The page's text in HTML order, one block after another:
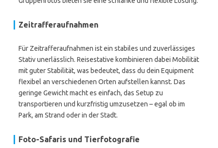
Zeitrafferaufnahmen
Für Zeitrafferaufnahmen ist ein stabiles und zuverlässiges
Stativ unerlässlich. Reisestative kombinieren dabei Mobilität
mit guter Stabilität, was bedeutet, dass du dein Equipment
flexibel an verschiedenen Orten aufstellen kannst. Das
geringe Gewicht macht es einfach, das Setup zu
transportieren und kurzfristig umzusetzen – egal ob im
Park, am Strand oder in der Stadt.
Foto-Safaris und Tierfotografie